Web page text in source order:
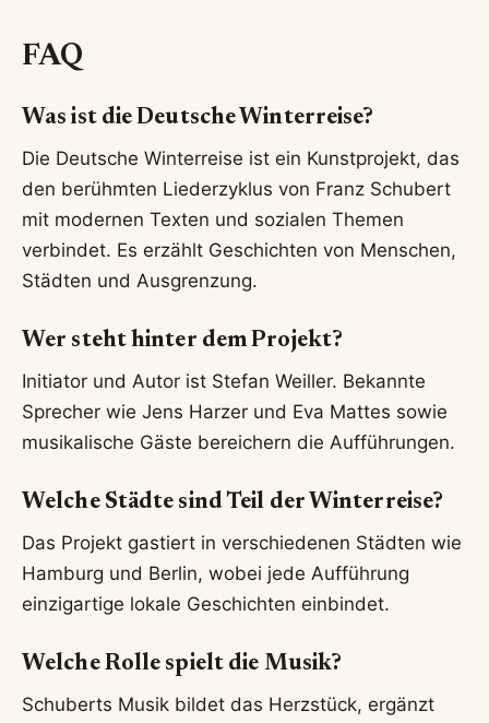
FAQ
Was ist die Deutsche Winterreise?
Die Deutsche Winterreise ist ein Kunstprojekt, das
den berühmten Liederzyklus von Franz Schubert
mit modernen Texten und sozialen Themen
verbindet. Es erzählt Geschichten von Menschen,
Städten und Ausgrenzung.
Wer steht hinter dem Projekt?
Initiator und Autor ist Stefan Weiller. Bekannte
Sprecher wie Jens Harzer und Eva Mattes sowie
musikalische Gäste bereichern die Aufführungen.
Welche Städte sind Teil der Winterreise?
Das Projekt gastiert in verschiedenen Städten wie
Hamburg und Berlin, wobei jede Aufführung
einzigartige lokale Geschichten einbindet.
Welche Rolle spielt die Musik?
Schuberts Musik bildet das Herzstück, ergänzt